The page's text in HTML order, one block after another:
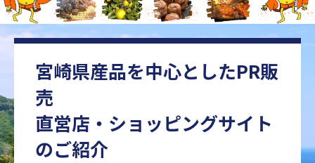
宮崎県産品を中心としたPR販
売
直営店・ショッピングサイト
のご紹介